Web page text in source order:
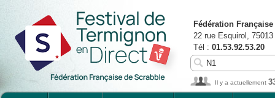
Fédération
22 rue Esquirol,
Tél : 01.53.92.53.20
Il y a actuellement